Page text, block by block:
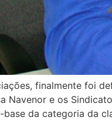
finalmente foi
Navenor e os
base da categoria da